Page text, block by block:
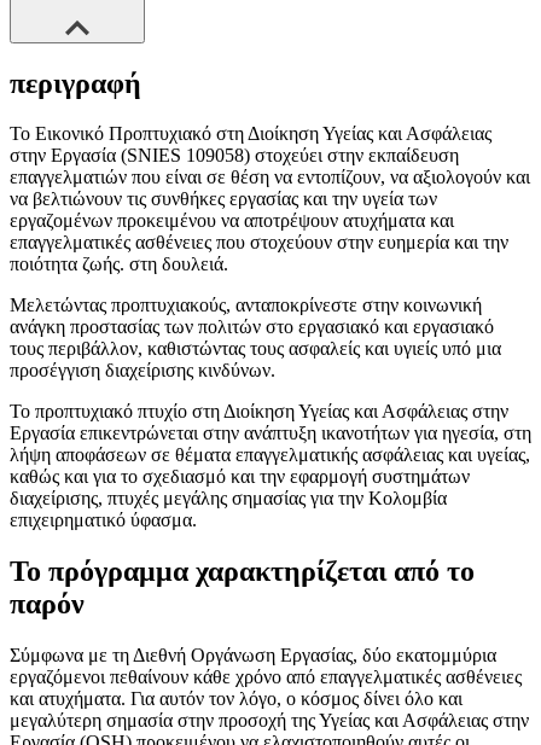
περιγραφή
Το Εικονικό Προπτυχιακό στη Διοίκηση Υγείας και Ασφάλειας
στην Εργασία (SNIES 109058) στοχεύει στην εκπαίδευση
επαγγελματιών που είναι σε θέση να εντοπίζουν, να αξιολογούν και
να βελτιώνουν τις συνθήκες εργασίας και την υγεία των
εργαζομένων προκειμένου να αποτρέψουν ατυχήματα και
επαγγελματικές ασθένειες που στοχεύουν στην ευημερία και την
ποιότητα ζωής. στη δουλειά.
Μελετώντας προπτυχιακούς, ανταποκρίνεστε στην κοινωνική
ανάγκη προστασίας των πολιτών στο εργασιακό και εργασιακό
τους περιβάλλον, καθιστώντας τους ασφαλείς και υγιείς υπό μια
προσέγγιση διαχείρισης κινδύνων.
Το προπτυχιακό πτυχίο στη Διοίκηση Υγείας και Ασφάλειας στην
Εργασία επικεντρώνεται στην ανάπτυξη ικανοτήτων για ηγεσία, στη
λήψη αποφάσεων σε θέματα επαγγελματικής ασφάλειας και υγείας,
καθώς και για το σχεδιασμό και την εφαρμογή συστημάτων
διαχείρισης, πτυχές μεγάλης σημασίας για την Κολομβία
επιχειρηματικό ύφασμα.
Το πρόγραμμα χαρακτηρίζεται από το
παρόν
Σύμφωνα με τη Διεθνή Οργάνωση Εργασίας, δύο εκατομμύρια
εργαζόμενοι πεθαίνουν κάθε χρόνο από επαγγελματικές ασθένειες
και ατυχήματα. Για αυτόν τον λόγο, ο κόσμος δίνει όλο και
μεγαλύτερη σημασία στην προσοχή της Υγείας και Ασφάλειας στην